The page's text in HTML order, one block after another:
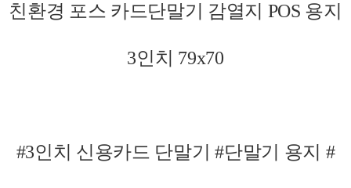
친환경 포스 카드단말기 감열지 POS 용지
3인치 79x70
#3인치 신용카드 단말기 #단말기 용지 #